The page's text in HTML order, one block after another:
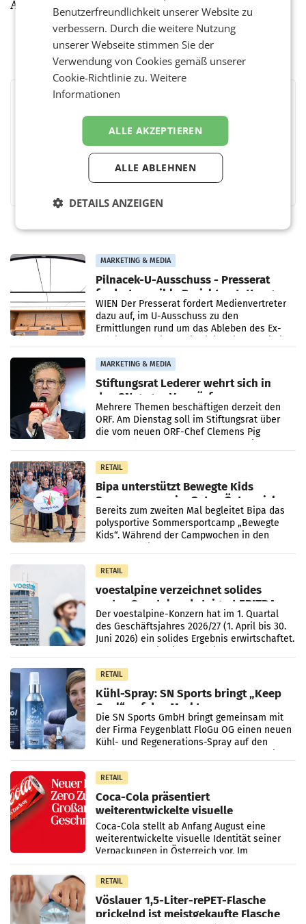
Alle Details: www.hraward.at
MessengerWhatsAppLinkedInXING
MARKETING & MEDIA
Pilnacek-U-Ausschuss - Presserat
fordert sensible Berichterstattung
WIEN Der Presserat fordert Medienvertreter
dazu auf, im U-Ausschuss zu den
Ermittlungen rund um das Ableben des Ex-
MARKETING & MEDIA
Stiftungsrat Lederer wehrt sich in
den SN gegen Vorwürfe
Mehrere Themen beschäftigen derzeit den
ORF. Am Dienstag soll im Stiftungsrat über
die vom neuen ORF-Chef Clemens Pig
RETAIL
Bipa unterstützt Bewegte Kids
Sommercamps im Osten Österreichs
Bereits zum zweiten Mal begleitet Bipa das
polysportive Sommersportcamp „Bewegte
Kids“. Während der Campwochen in den
RETAIL
voestalpine verzeichnet solides
erstes Quartal und steigert EBITDA
Der voestalpine-Konzern hat im 1. Quartal
des Geschäftsjahres 2026/27 (1. April bis 30.
Juni 2026) ein solides Ergebnis erwirtschaftet.
RETAIL
Kühl-Spray: SN Sports bringt „Keep
Cool“ auf den Markt
Die SN Sports GmbH bringt gemeinsam mit
der Firma Feygenblatt FloGu OG einen neuen
Kühl- und Regenerations-Spray auf den
RETAIL
Coca-Cola präsentiert
weiterentwickelte visuelle
Markenidentität
Coca-Cola stellt ab Anfang August eine
weiterentwickelte visuelle Identität seiner
Verpackungen in Österreich vor. Im
Mittelpunkt des Redesigns stehen zentrale
Gestaltungselemente
RETAIL
Vöslauer 1,5-Liter-rePET-Flasche
prickelnd ist meistgekaufte Flasche
Benutzerfreundlichkeit unserer Website zu
verbessern. Durch die weitere Nutzung
unserer Webseite stimmen Sie der
Verwendung von Cookies gemäß unserer
Cookie-Richtlinie zu.Weitere
Informationen
ALLE AKZEPTIEREN
ALLE ABLEHNEN
DETAILS ANZEIGEN